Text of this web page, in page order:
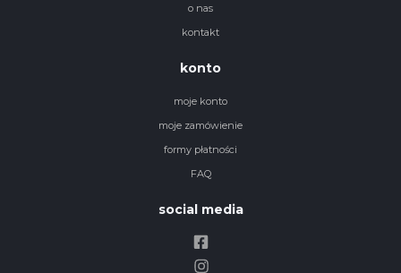
o nas
kontakt
konto
moje konto
moje zamówienie
formy płatności
FAQ
social media